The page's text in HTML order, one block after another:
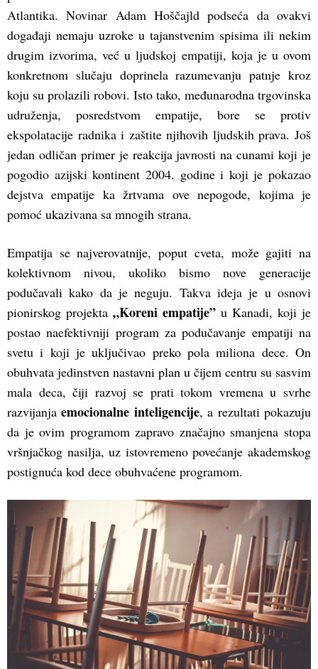
Atlantika. Novinar Adam Hoščajld podseća da ovakvi
događaji nemaju uzroke u tajanstvenim spisima ili nekim
drugim izvorima, već u ljudskoj empatiji, koja je u ovom
konkretnom slučaju doprinela razumevanju patnje kroz
koju su prolazili robovi. Isto tako, međunarodna trgovinska
udruženja, posredstvom empatije, bore se protiv
ekspolatacije radnika i zaštite njihovih ljudskih prava. Još
jedan odličan primer je reakcija javnosti na cunami koji je
pogodio azijski kontinent 2004. godine i koji je pokazao
dejstva empatije ka žrtvama ove nepogode, kojima je
pomoć ukazivana sa mnogih strana.
Empatija se najverovatnije, poput cveta, može gajiti na
kolektivnom nivou, ukoliko bismo nove generacije
podučavali kako da je neguju. Takva ideja je u osnovi
pionirskog projekta „Koreni empatije”u Kanadi, koji je
postao naefektivniji program za podučavanje empatiji na
svetu i koji je uključivao preko pola miliona dece. On
obuhvata jedinstven nastavni plan u čijem centru su sasvim
mala deca, čiji razvoj se prati tokom vremena u svrhe
razvijanjaemocionalne inteligencije, a rezultati pokazuju
da je ovim programom zapravo značajno smanjena stopa
vršnjačkog nasilja, uz istovremeno povećanje akademskog
postignuća kod dece obuhvaćene programom.